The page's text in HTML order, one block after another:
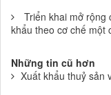
Triển khai mở rộng
khẩu theo cơ chế một
Những tin cũ hơn
Xuất khẩu thuỷ sản